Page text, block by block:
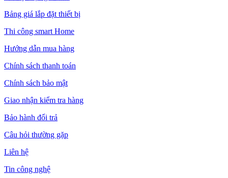
Bảng giá lắp đặt thiết bị
Thi công smart Home
Hướng dẫn mua hàng
Chính sách thanh toán
Chính sách bảo mật
Giao nhận kiểm tra hàng
Bảo hành đổi trả
Câu hỏi thường gặp
Liên hệ
Tin công nghệ